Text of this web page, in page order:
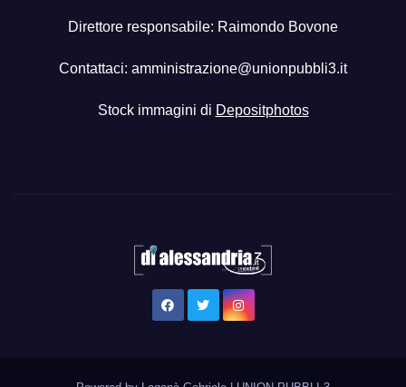
Direttore responsabile: Raimondo Bovone
Contattaci: amministrazione@unionpubbli3.it
Stock immagini di Depositphotos